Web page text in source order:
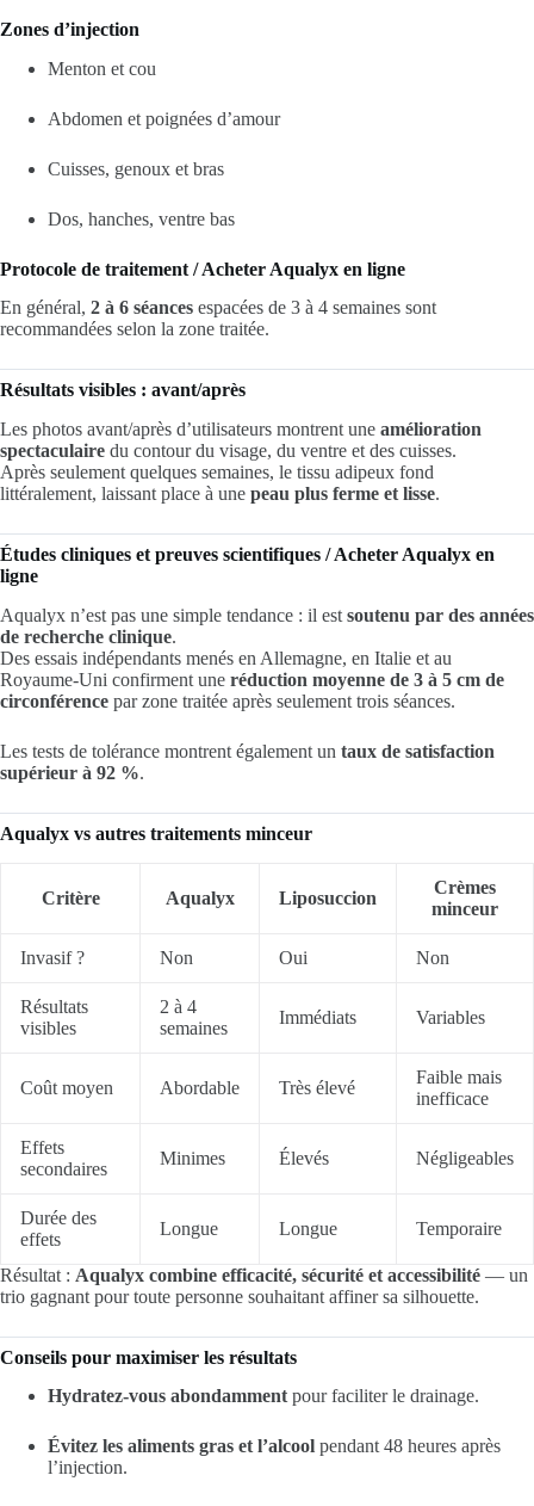
Zones d’injection
Menton et cou
Abdomen et poignées d’amour
Cuisses, genoux et bras
Dos, hanches, ventre bas
Protocole de traitement / Acheter Aqualyx en ligne
En général, 2 à 6 séances espacées de 3 à 4 semaines sont
recommandées selon la zone traitée.
Résultats visibles : avant/après
Les photos avant/après d’utilisateurs montrent une amélioration
spectaculaire du contour du visage, du ventre et des cuisses.
Après seulement quelques semaines, le tissu adipeux fond
littéralement, laissant place à une peau plus ferme et lisse.
Études cliniques et preuves scientifiques / Acheter Aqualyx en
ligne
Aqualyx n’est pas une simple tendance : il est soutenu par des années
de recherche clinique.
Des essais indépendants menés en Allemagne, en Italie et au
Royaume-Uni confirment une réduction moyenne de 3 à 5 cm de
circonférence par zone traitée après seulement trois séances.
Les tests de tolérance montrent également un taux de satisfaction
supérieur à 92 %.
Aqualyx vs autres traitements minceur
Critère Aqualyx Liposuccion
Crèmes
minceur
Invasif ? Non Oui Non
Résultats
visibles
2 à 4
semaines
Immédiats Variables
Coût moyen Abordable Très élevé
Faible mais
inefficace
Effets
secondaires
Minimes Élevés Négligeables
Durée des
effets
Longue Longue Temporaire
Résultat : Aqualyx combine efficacité, sécurité et accessibilité — un
trio gagnant pour toute personne souhaitant affiner sa silhouette.
Conseils pour maximiser les résultats
Hydratez-vous abondammentpour faciliter le drainage.
Évitez les aliments gras et l’alcool pendant 48 heures après
l’injection.